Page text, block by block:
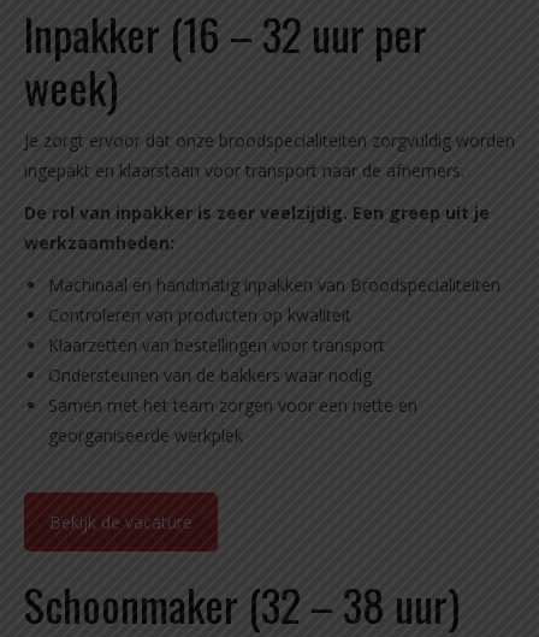
Inpakker (16 – 32 uur per
week)
Je zorgt ervoor dat onze broodspecialiteiten zorgvuldig worden
ingepakt en klaarstaan voor transport naar de afnemers.
De rol van inpakker is zeer veelzijdig. Een greep uit je
werkzaamheden:
Machinaal en handmatig inpakken van Broodspecialiteiten
Controleren van producten op kwaliteit
Klaarzetten van bestellingen voor transport
Ondersteunen van de bakkers waar nodig
Samen met het team zorgen voor een nette en
georganiseerde werkplek
Bekijk de vacature
Schoonmaker (32 – 38 uur)